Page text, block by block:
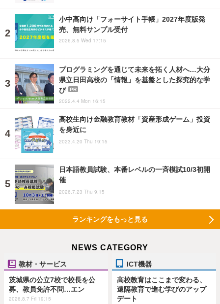
小中高向け「フォーサイト手帳」2027年度版発
売、無料サンプル受付
2026.8.5 Wed 17:15
プログラミングを通じて未来を拓く人材へ…大分
県立日田高校の「情報」を基盤とした探究的な学
び
PR
2022.4.4 Mon 16:15
高校生向け金融教育教材「資産形成ゲーム」投資
を身近に
2023.4.20 Thu 19:15
日本語教員試験、本番レベルの一斉模試10/3初開
催
2026.7.23 Thu 9:15
ランキングをもっと見る
NEWS CATEGORY
教材・サービス
茨城県の公立7校で校長を公
募、教員免許不問…エン
2026.8.7 Fri 19:15
ICT機器
高校教育はここまで変わる、
遠隔教育で進む学びのアップ
デート